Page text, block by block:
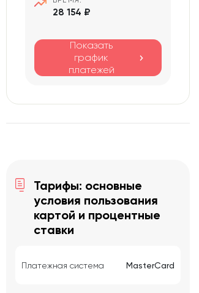
28 154 ₽
Показать
график
платежей
Тарифы: основные
условия пользования
картой и процентные
ставки
Платежная система MasterCard